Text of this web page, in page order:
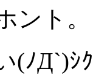
ント。
(ﾉД`)ｼ